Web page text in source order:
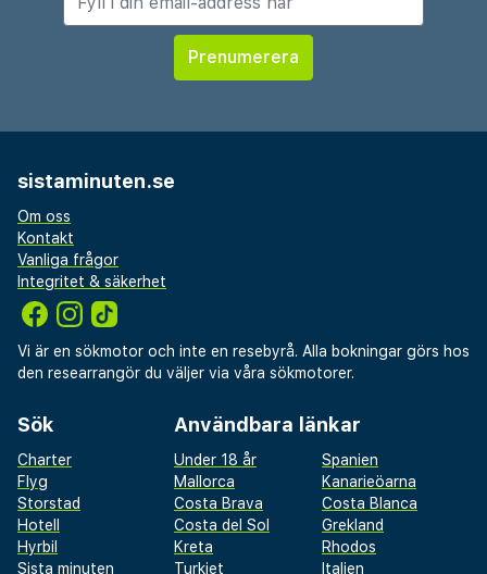
sistaminuten.se
Om oss
Kontakt
Vanliga frågor
Integritet & säkerhet
Vi är en sökmotor och inte en resebyrå. Alla bokningar görs hos
den researrangör du väljer via våra sökmotorer.
Sök
Charter
Flyg
Storstad
Hotell
Hyrbil
Sista minuten
Användbara länkar
Under 18 år
Spanien
Mallorca
Kanarieöarna
Costa Brava
Costa Blanca
Costa del Sol
Grekland
Kreta
Rhodos
Turkiet
Italien